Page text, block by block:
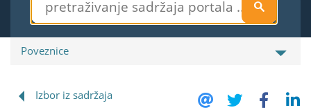
S
Poveznice
Izbor iz sadržaja